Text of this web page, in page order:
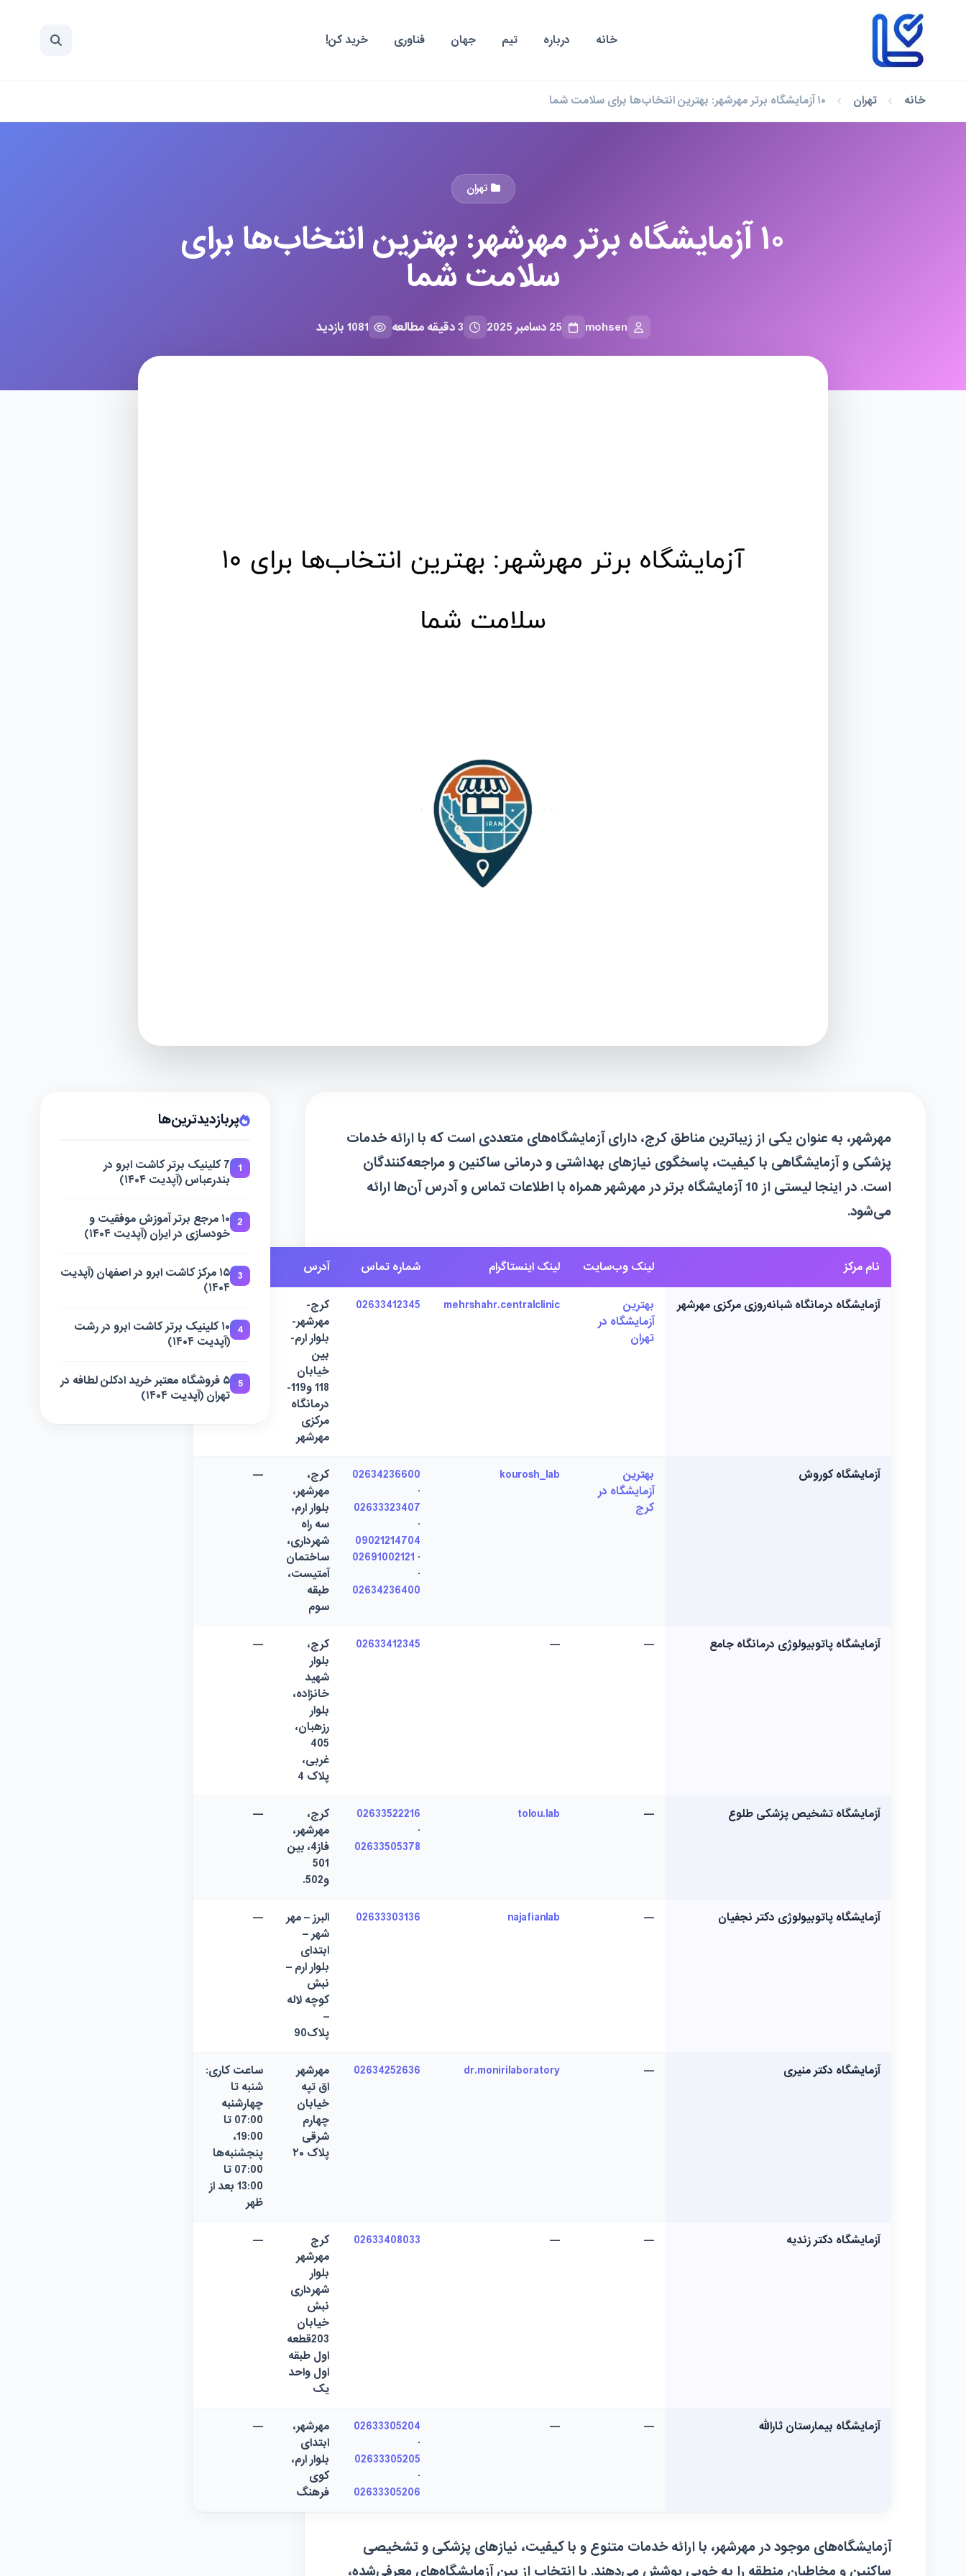
خانه درباره تیم جهان فناوری خرید کن!
خانه تهران ۱۰ آزمایشگاه برتر مهرشهر: بهترین انتخاب‌ها برای سلامت شما
تهران
۱۰ آزمایشگاه برتر مهرشهر: بهترین انتخاب‌ها برای
سلامت شما
mohsen 25 دسامبر 2025 3 دقیقه مطالعه 1081 بازدید
مهرشهر، به ‌عنوان یکی از زیباترین مناطق کرج، دارای آزمایشگاه‌های متعددی است که با ارائه خدمات
پزشکی و آزمایشگاهی با کیفیت، پاسخگوی نیازهای بهداشتی و درمانی ساکنین و مراجعه‌کنندگان
است. در اینجا لیستی از 10 آزمایشگاه برتر در مهرشهر همراه با اطلاعات تماس و آدرس آن‌ها ارائه
می‌شود.
نام مرکز لینک وب‌سایت لینک اینستاگرام شماره تماس آدرس جزئیات دیگر
آزمایشگاه درمانگاه شبانه‌روزی مرکزی مهرشهر
بهترین
آزمایشگاه در
تهران
mehrshahr.centralclinic
02633412345
کرج-
مهرشهر-
بلوار ارم-
بین
خیابان
118 و119-
درمانگاه
مرکزی
مهرشهر
آزمايشگاه كوروش
بهترین
آزمایشگاه در
کرج
kourosh_lab
02634236600
·
02633323407
·
09021214704
·
02691002121
·
02634236400
کرج،
مهرشهر،
بلوار ارم،
سه راه
شهرداری،
ساختمان
آمتیست،
طبقه
سوم
—
آزمایشگاه پاتوبیولوژی درمانگاه جامع —
—
02633412345
کرج،
بلوار
شهید
خانزاده،
بلوار
رزهبان،
405
غربی،
پلاک 4
—
آزمایشگاه تشخیص پزشکی طلوع —
tolou.lab
02633522216
·
02633505378
کرج،
مهرشهر،
فاز4، بین
501
و502.
—
آزمایشگاه پاتوبیولوژی دکتر نجفیان —
najafianlab
02633303136
البرز – مهر
شهر –
ابتدای
بلوار ارم –
نبش
کوچه لاله
–
پلاک90
—
آزمایشگاه دکتر منیری —
dr.monirilaboratory
02634252636
مهرشهر
اق تپه
خیابان
چهارم
شرقی
پلاک ۲۰
ساعت کاری:
شنبه تا
چهارشنبه
07:00 تا
19:00،
پنجشنبه‌ها
07:00 تا
13:00 بعد از
ظهر
آزمایشگاه دکتر زندیه —
—
02633408033
کرج
مهرشهر
بلوار
شهرداری
نبش
خیابان
203قطعه
اول طبقه
اول واحد
یک
—
آزمایشگاه بیمارستان ثارالله —
—
02633305204
·
02633305205
·
02633305206
مهرشهر،
ابتدای
بلوار ارم،
کوی
فرهنگ
—
آزمایشگاه‌های موجود در مهرشهر، با ارائه خدمات متنوع و با کیفیت، نیازهای پزشکی و تشخیصی
ساکنین و مخاطبان منطقه را به خوبی پوشش می‌دهند. با انتخاب از بین آزمایشگاه‌های معرفی‌شده،
پربازدیدترین‌ها
1
7 کلینیک برتر کاشت ابرو در
بندرعباس (آپدیت ۱۴۰۴)
2
۱۰ مرجع برتر آموزش موفقیت و
خودسازی در ایران (آپدیت ۱۴۰۴)
3
۱۵ مرکز کاشت ابرو در اصفهان (آپدیت
۱۴۰۴)
4
۱۰ کلینیک برتر کاشت ابرو در رشت
(آپدیت ۱۴۰۴)
5
۵ فروشگاه معتبر خرید ادکلن لطافه در
تهران (آپدیت ۱۴۰۴)